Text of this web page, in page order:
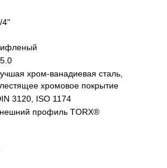
4"
хром-ванадиевая сталь,
хромовое покрытие
3120, ISO 1174
профиль TORX®